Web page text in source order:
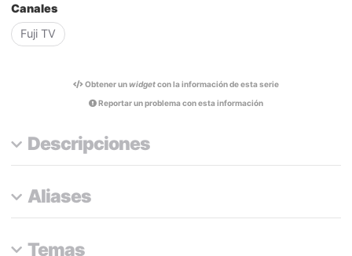
Canales
Fuji TV
Obtener unwidgetcon la información de esta serie
Reportar un problema con esta información
Descripciones
Aliases
Temas